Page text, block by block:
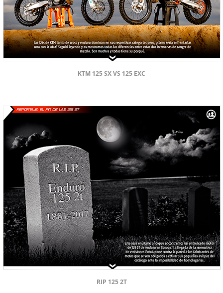
KTM 125 SX VS 125 EXC
RIP 125 2T